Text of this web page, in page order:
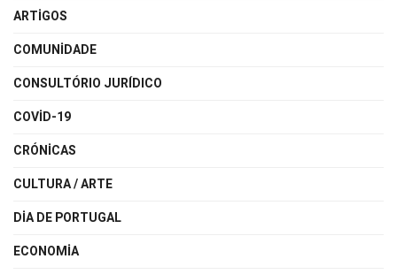
ARTIGOS
COMUNIDADE
CONSULTÓRIO JURÍDICO
COVID-19
CRÓNICAS
CULTURA / ARTE
DIA DE PORTUGAL
ECONOMIA